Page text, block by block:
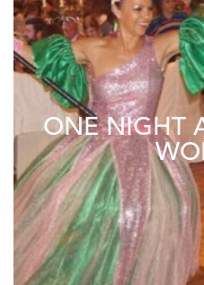
ONE NIGHT